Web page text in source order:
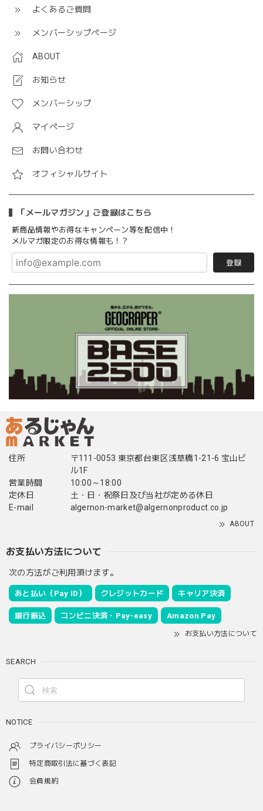
よくあるご質問
メンバーシップページ
ABOUT
お知らせ
メンバーシップ
マイページ
お問い合わせ
オフィシャルサイト
「メールマガジン」ご登録はこちら
新商品情報やお得なキャンペーン等を配信中！
メルマガ限定のお得な情報も！？
登録
住所
〒111-0053 東京都台東区浅草橋1-21-6 宝山ビ
ル1F
営業時間
10:00～18:00
定休日
土・日・祝祭日及び当社が定める休日
E-mail
algernon-market@algernonproduct.co.jp
ABOUT
お支払い方法について
次の方法がご利用頂けます。
あと払い（Pay ID） クレジットカード キャリア決済
銀行振込 コンビニ決済・Pay-easy Amazon Pay
お支払い方法について
SEARCH
NOTICE
プライバシーポリシー
特定商取引法に基づく表記
会員規約